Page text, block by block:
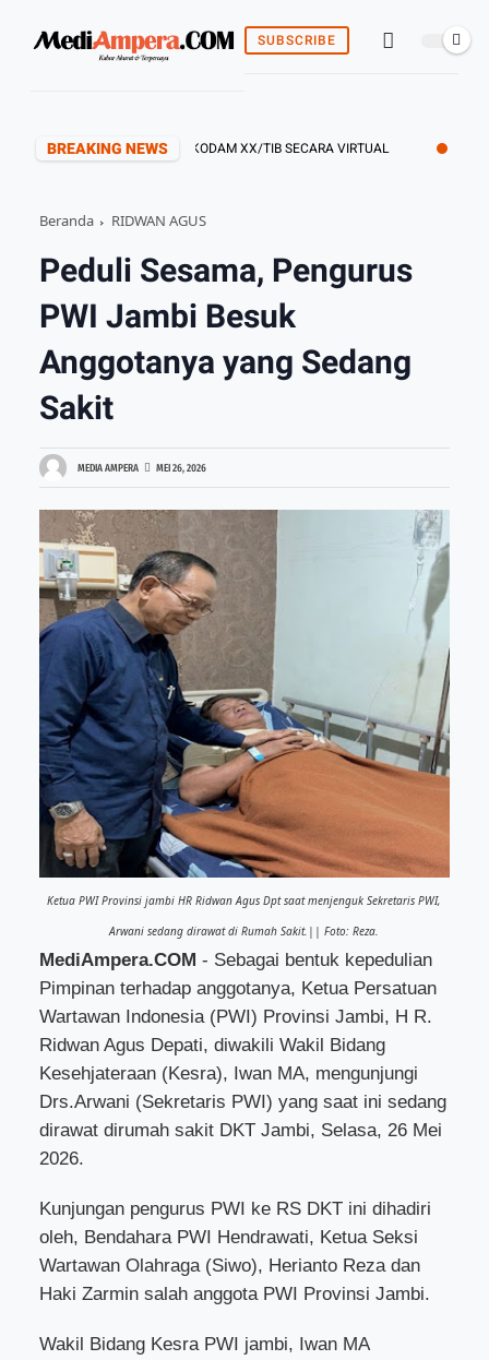
SUBSCRIBE
BREAKING NEWS
SYUKURAN HUT KE 1 KODAM XX/TIB SECARA VIRTUAL
Beranda RIDWAN AGUS
Peduli Sesama, Pengurus
PWI Jambi Besuk
Anggotanya yang Sedang
Sakit
MEDIA AMPERA MEI 26, 2026
Ketua PWI Provinsi jambi HR Ridwan Agus Dpt saat menjenguk Sekretaris PWI,
Arwani sedang dirawat di Rumah Sakit.|| Foto: Reza.
MediAmpera.COM - Sebagai bentuk kepedulian
Pimpinan terhadap anggotanya, Ketua Persatuan
Wartawan Indonesia (PWI) Provinsi Jambi, H R.
Ridwan Agus Depati, diwakili Wakil Bidang
Kesehjateraan (Kesra), Iwan MA, mengunjungi
Drs.Arwani (Sekretaris PWI) yang saat ini sedang
dirawat dirumah sakit DKT Jambi, Selasa, 26 Mei
2026.
Kunjungan pengurus PWI ke RS DKT ini dihadiri
oleh, Bendahara PWI Hendrawati, Ketua Seksi
Wartawan Olahraga (Siwo), Herianto Reza dan
Haki Zarmin salah anggota PWI Provinsi Jambi.
Wakil Bidang Kesra PWI jambi, Iwan MA